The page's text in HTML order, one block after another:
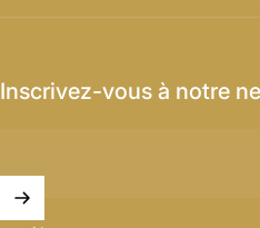
Inscrivez-vous à notre